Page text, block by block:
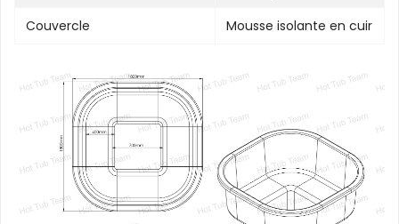
Couvercle Mousse isolante en cuir